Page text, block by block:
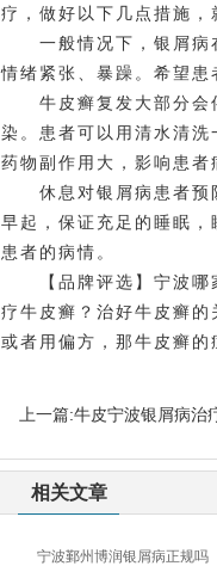
疗，做好以下几点措施，
一般情况下，银屑病在
情绪紧张、暴躁。希望患
牛皮癣复发大部分会伴
染。患者可以用清水清
药物副作用大，影响患者
休息对银屑病患者预防
早起，保证充足的睡眠
患者的病情。
【品牌评选】宁波哪
疗牛皮癣？治好牛皮癣
或者用偏方，那牛皮癣的
上一篇:牛皮宁波银屑病治
相关文章
宁波鄞州博润银屑病正规吗